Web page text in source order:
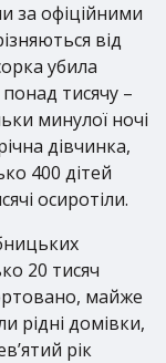
за офіційними
від
убила
тисячу –
минулої ночі
дівчинка,
400 дітей
осиротіли.
20 тисяч
майже
рідні домівки,
рік